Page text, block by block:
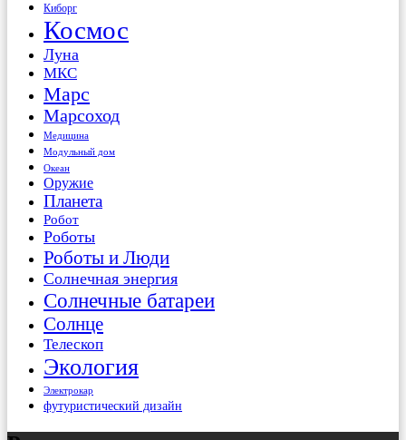
Киборг
Космос
Луна
МКС
Марс
Марсоход
Медицина
Модульный дом
Океан
Оружие
Планета
Робот
Роботы
Роботы и Люди
Солнечная энергия
Солнечные батареи
Солнце
Телескоп
Экология
Электрокар
футуристический дизайн